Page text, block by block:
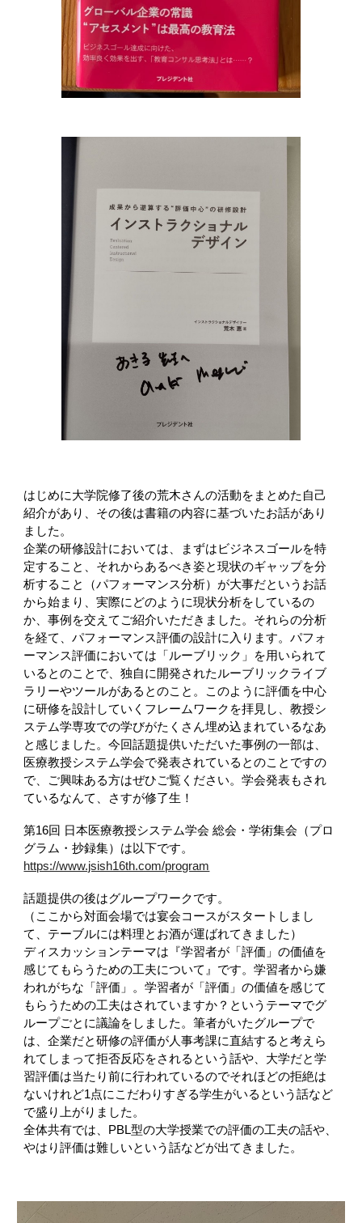
はじめに大学院修了後の荒木さんの活動をまとめた自己
紹介があり、その後は書籍の内容に基づいたお話があり
ました。
企業の研修設計においては、まずはビジネスゴールを特
定すること、それからあるべき姿と現状のギャップを分
析すること（パフォーマンス分析）が大事だというお話
から始まり、実際にどのように現状分析をしているの
か、事例を交えてご紹介いただきました。それらの分析
を経て、パフォーマンス評価の設計に入ります。パフォ
ーマンス評価においては「ルーブリック」を用いられて
いるとのことで、独自に開発されたルーブリックライブ
ラリーやツールがあるとのこと。このように評価を中心
に研修を設計していくフレームワークを拝見し、教授シ
ステム学専攻での学びがたくさん埋め込まれているなあ
と感じました。今回話題提供いただいた事例の一部は、
医療教授システム学会で発表されているとのことですの
で、ご興味ある方はぜひご覧ください。学会発表もされ
ているなんて、さすが修了生！
第16回 日本医療教授システム学会 総会・学術集会（プロ
グラム・抄録集）は以下です。
https://www.jsish16th.com/program
話題提供の後はグループワークです。
（ここから対面会場では宴会コースがスタートしまし
て、テーブルには料理とお酒が運ばれてきました）
ディスカッションテーマは『学習者が「評価」の価値を
感じてもらうための工夫について』です。学習者から嫌
われがちな「評価」。学習者が「評価」の価値を感じて
もらうための工夫はされていますか？というテーマでグ
ループごとに議論をしました。筆者がいたグループで
は、企業だと研修の評価が人事考課に直結すると考えら
れてしまって拒否反応をされるという話や、大学だと学
習評価は当たり前に行われているのでそれほどの拒絶は
ないけれど1点にこだわりすぎる学生がいるという話など
で盛り上がりました。
全体共有では、PBL型の大学授業での評価の工夫の話や、
やはり評価は難しいという話などが出てきました。